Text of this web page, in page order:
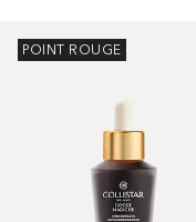
POINT ROUGE